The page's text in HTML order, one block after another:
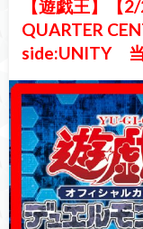
【遊戯王】【
QUARTER
side:UNITY 当